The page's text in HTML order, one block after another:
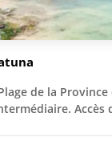
de la
Accès